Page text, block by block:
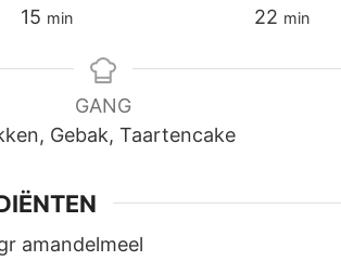
15 minuten
min
22minuten
min
GANG
Gebak, Taartencake
amandelmeel